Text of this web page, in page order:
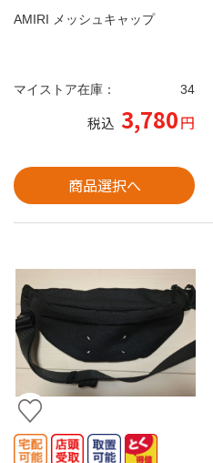
AMIRI メッシュキャップ
マイストア在庫： 34
税込 3,780円
商品選択へ